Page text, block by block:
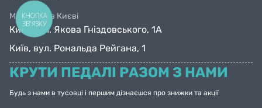
Магазини в Києві
Київ, вул. Якова Гніздовського, 1А
Київ, вул. Рональда Рейгана, 1
КРУТИ ПЕДАЛІ РАЗОМ З НАМИ
Будь з нами в тусовці і першим дізнаєшся про знижки та акції
КНОПКА
ЗВ'ЯЗКУ